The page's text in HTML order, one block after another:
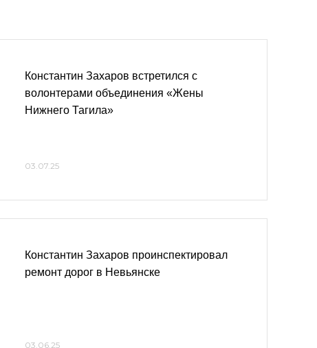
Константин Захаров встретился с
волонтерами объединения «Жены
Нижнего Тагила»
03.07.25
Константин Захаров проинспектировал
ремонт дорог в Невьянске
03.06.25